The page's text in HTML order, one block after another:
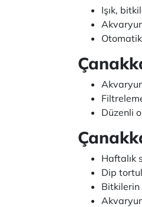
Işık,
Düzenli
Haftalık
Dip
Bitkilerin